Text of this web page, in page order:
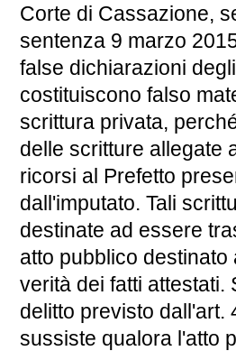
Corte di Cassazione,
sentenza 9 marzo
false dichiarazioni
costituiscono falso
scrittura privata,
delle scritture allegate
ricorsi al Prefetto
dall'imputato. Tali
destinate ad essere
atto pubblico destinato
verità dei fatti attestati.
delitto previsto dall'art.
sussiste qualora l'atto